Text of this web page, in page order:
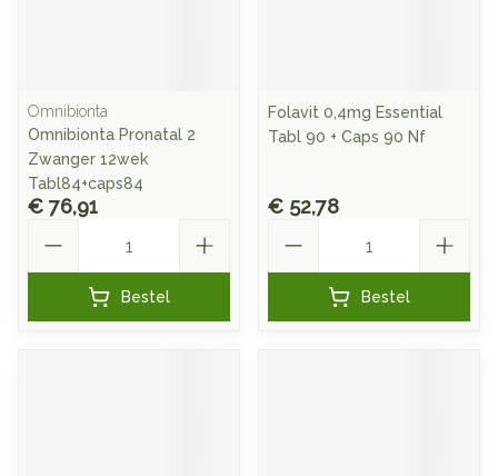
Omnibionta
Omnibionta Pronatal 2
Zwanger 12wek
Tabl84+caps84
€ 76,91
Bestel
Folavit 0,4mg Essential
Tabl 90 + Caps 90 Nf
€ 52,78
Bestel